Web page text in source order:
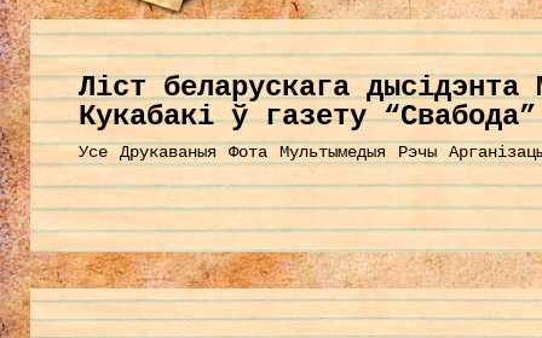
Ліст беларускага дысідэнта
Кукабакі ў газету “Свабода”
Усе Друкаваныя Фота Мультымедыя Рэчы